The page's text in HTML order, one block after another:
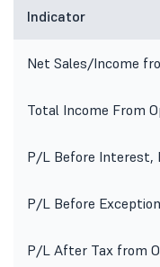
Indicator
Net Sales/Income
Total Income From
P/L Before Interest,
P/L Before
P/L After Tax from